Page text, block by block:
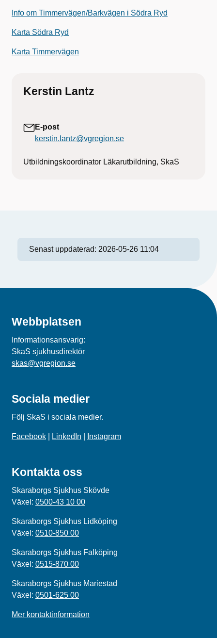
Info om Timmervägen/Barkvägen i Södra Ryd
Karta Södra Ryd
Karta Timmervägen
Kerstin Lantz
E-post
kerstin.lantz@vgregion.se
Utbildningskoordinator Läkarutbildning, SkaS
Senast uppdaterad: 2026-05-26 11:04
Webbplatsen
Informationsansvarig:
SkaS sjukhusdirektör
skas@vgregion.se
Sociala medier
Följ SkaS i sociala medier.
Facebook LinkedIn Instagram
Kontakta oss
Skaraborgs Sjukhus Skövde
Växel: 0500-43 10 00
Skaraborgs Sjukhus Lidköping
Växel: 0510-850 00
Skaraborgs Sjukhus Falköping
Växel: 0515-870 00
Skaraborgs Sjukhus Mariestad
Växel: 0501-625 00
Mer kontaktinformation